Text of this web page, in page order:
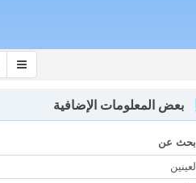
بعض المعلومات الإضافية
ابحث عن
العينين